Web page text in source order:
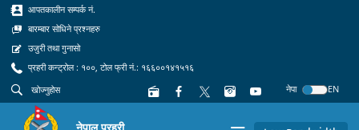
आपतकालीन सम्पर्क नं.
बारम्बार सोधिने प्रश्नहरु
उजुरी तथा गुनासो
प्रहरी कन्ट्रोल : १००, टोल फ्री नं.: १६६००१४१५१६
नेपा
EN
नेपाल प्रहरी